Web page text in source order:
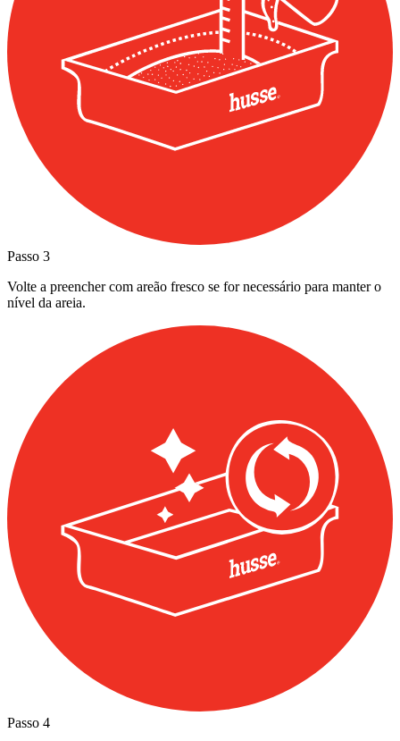
Passo 3
Volte a preencher com areão fresco se for necessário para manter o
nível da areia.
Passo 4